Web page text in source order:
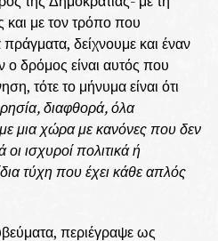
με τον τρόπο που
δείχνουμε και έναν
ο δρόμος είναι αυτός που
τότε το μήνυμα είναι ότι
διαφθορά, όλα
μια χώρα με κανόνες που δεν
οι ισχυροί πολιτικά ή
τύχη που έχει κάθε απλός
περιέγραψε ως